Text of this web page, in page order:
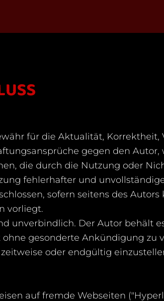
für die Aktualität,
gegen den Autor,
die durch die Nutzung oder
fehlerhafter und
sofern seitens des
vorliegt.
unverbindlich. Der Autor behält
gesonderte Ankündigung zu
oder endgültig
auf fremde Webseiten